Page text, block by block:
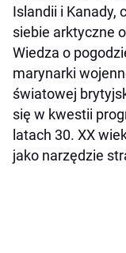
Islandii i Kanady,
siebie arktyczne
Wiedza o
marynarki
światowej
się w kwestii
latach 30. XX
jako narzędzie